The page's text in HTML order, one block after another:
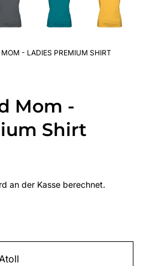
- LADIES PREMIUM SHIRT
Mom -
Shirt
an der Kasse berechnet.